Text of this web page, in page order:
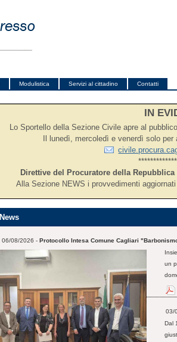
Modulistica Servizi al cittadino
Contatti
IN
Lo Sportello della Sezione Civile apre al
Il lunedì, mercoledì e venerdì solo
Direttive del Procuratore della
Alla Sezione NEWS i provvedimenti
News
06/08/2026 - Protocollo Intesa Comune Cagliari
un
03/
Dal